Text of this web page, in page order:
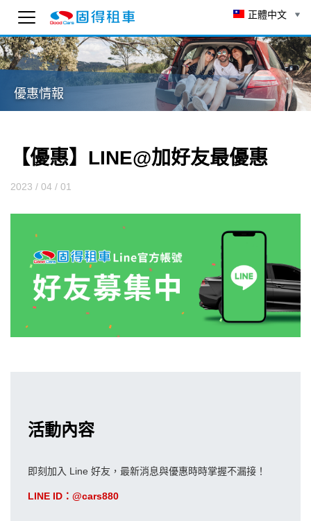
固得租車
線上 AI 客服
為了確保客服可以回覆您，請先輸入 Email。
To ensure you receive our customer service reply
送出
正體中文
優惠情報
【優惠】LINE@加好友最優惠
2023 / 04 / 01
活動內容
即刻加入 Line 好友，最新消息與優惠時時掌握不漏接！
LINE ID：@cars880